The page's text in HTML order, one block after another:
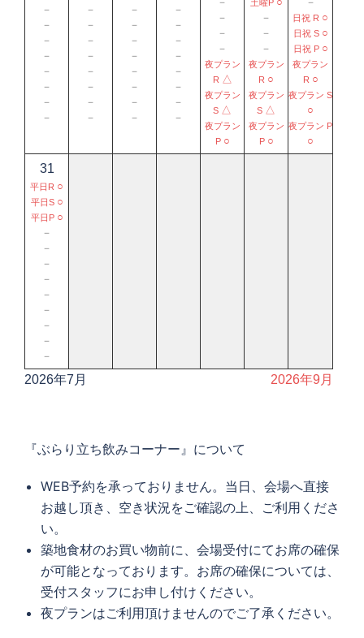
－
－
－
－
－
－
－
－
－
－
－
－
－
－
－
－
－
－
－
－
－
－
－
－
－
－
－
－
－
－
－
－
－
－
－
夜プラン
R △
夜プラン
S △
夜プラン
P ○
土曜P
－
－
－
夜プラン
R ○
夜プラン
S △
夜プラン
P ○
日祝 R ○
日祝 S ○
日祝 P ○
夜プラン
R ○
夜プラン S
○
夜プラン P
○
31
平日R ○
平日S ○
平日P ○
－
－
－
－
－
－
－
－
－
2026年7月 2026年9月
『ぶらり立ち飲みコーナー』について
WEB予約を承っておりません。当日、会場へ直接
お越し頂き、空き状況をご確認の上、ご利用くださ
い。
築地食材のお買い物前に、会場受付にてお席の確保
が可能となっております。お席の確保については、
受付スタッフにお申し付けください。
夜プランはご利用頂けませんのでご了承ください。